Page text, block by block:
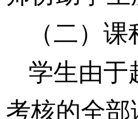
（二）
学生由于
考核的全部